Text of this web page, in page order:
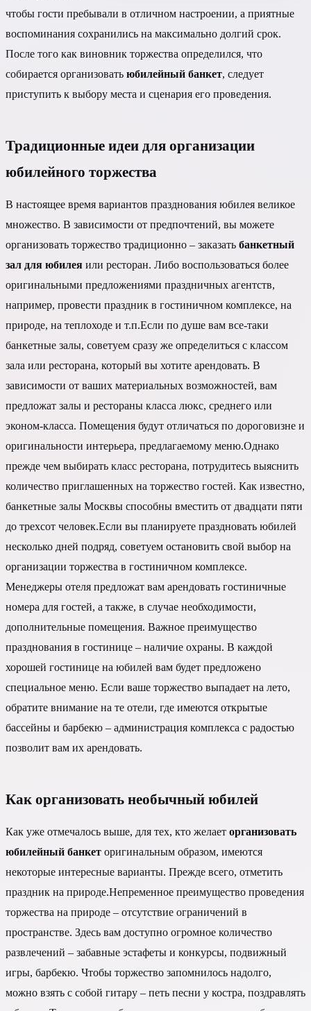
чтобы гости пребывали в отличном настроении, а приятные
воспоминания сохранились на максимально долгий срок.
После того как виновник торжества определился, что
собирается организовать юбилейный банкет, следует
приступить к выбору места и сценария его проведения.
Традиционные идеи для организации
юбилейного торжества
В настоящее время вариантов празднования юбилея великое
множество. В зависимости от предпочтений, вы можете
организовать торжество традиционно – заказать банкетный
зал для юбилея или ресторан. Либо воспользоваться более
оригинальными предложениями праздничных агентств,
например, провести праздник в гостиничном комплексе, на
природе, на теплоходе и т.п.Если по душе вам все-таки
банкетные залы, советуем сразу же определиться с классом
зала или ресторана, который вы хотите арендовать. В
зависимости от ваших материальных возможностей, вам
предложат залы и рестораны класса люкс, среднего или
эконом-класса. Помещения будут отличаться по дороговизне и
оригинальности интерьера, предлагаемому меню.Однако
прежде чем выбирать класс ресторана, потрудитесь выяснить
количество приглашенных на торжество гостей. Как известно,
банкетные залы Москвы способны вместить от двадцати пяти
до трехсот человек.Если вы планируете праздновать юбилей
несколько дней подряд, советуем остановить свой выбор на
организации торжества в гостиничном комплексе.
Менеджеры отеля предложат вам арендовать гостиничные
номера для гостей, а также, в случае необходимости,
дополнительные помещения. Важное преимущество
празднования в гостинице – наличие охраны. В каждой
хорошей гостинице на юбилей вам будет предложено
специальное меню. Если ваше торжество выпадает на лето,
обратите внимание на те отели, где имеются открытые
бассейны и барбекю – администрация комплекса с радостью
позволит вам их арендовать.
Как организовать необычный юбилей
Как уже отмечалось выше, для тех, кто желает организовать
юбилейный банкет оригинальным образом, имеются
некоторые интересные варианты. Прежде всего, отметить
праздник на природе.Непременное преимущество проведения
торжества на природе – отсутствие ограничений в
пространстве. Здесь вам доступно огромное количество
развлечений – забавные эстафеты и конкурсы, подвижный
игры, барбекю. Чтобы торжество запомнилось надолго,
можно взять с собой гитару – петь песни у костра, поздравлять